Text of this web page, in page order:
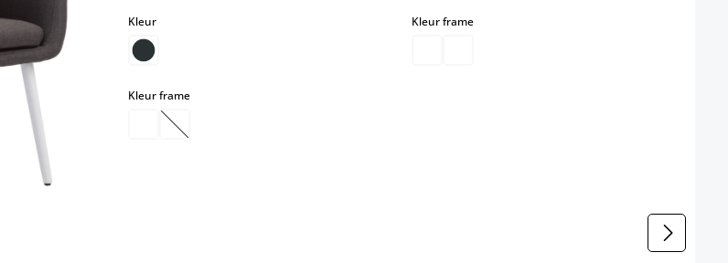
Kleurselect
Kleur frameselect
(Deze optie is momenteel niet beschikbaar.)
Kleur frameselect